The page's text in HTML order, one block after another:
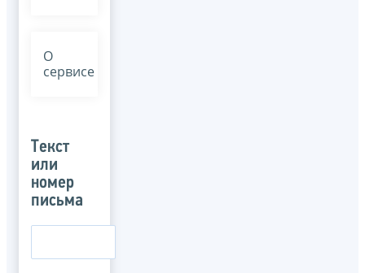
О
сервисе
Текст
или
номер
письма